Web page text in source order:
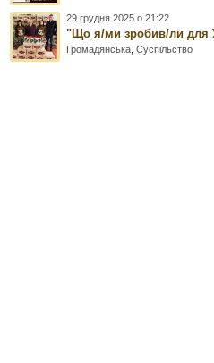
29 грудня 2025 о 21:22
"Що я/ми зробив/ли для
Громадянська,Суспільство